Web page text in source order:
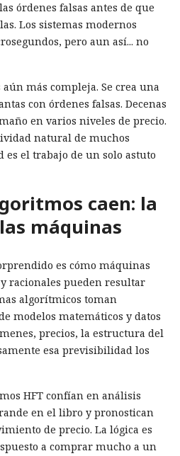
órdenes falsas antes de que
Los sistemas modernos
pero aun así... no
más compleja. Se crea una
con órdenes falsas. Decenas
en varios niveles de precio.
natural de muchos
el trabajo de un solo astuto
caen: la
máquinas
es cómo máquinas
racionales pueden resultar
algorítmicos toman
modelos matemáticos y datos
precios, la estructura del
esa previsibilidad los
HFT confían en análisis
en el libro y pronostican
de precio. La lógica es
a comprar mucho a un